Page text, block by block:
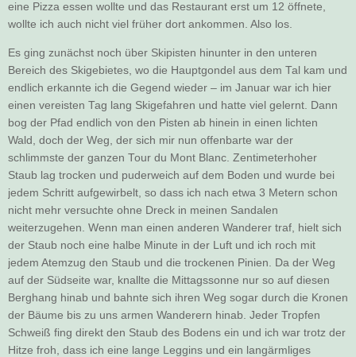
eine Pizza essen wollte und das Restaurant erst um 12 öffnete,
wollte ich auch nicht viel früher dort ankommen. Also los.
Es ging zunächst noch über Skipisten hinunter in den unteren
Bereich des Skigebietes, wo die Hauptgondel aus dem Tal kam und
endlich erkannte ich die Gegend wieder – im Januar war ich hier
einen vereisten Tag lang Skigefahren und hatte viel gelernt. Dann
bog der Pfad endlich von den Pisten ab hinein in einen lichten
Wald, doch der Weg, der sich mir nun offenbarte war der
schlimmste der ganzen Tour du Mont Blanc. Zentimeterhoher
Staub lag trocken und puderweich auf dem Boden und wurde bei
jedem Schritt aufgewirbelt, so dass ich nach etwa 3 Metern schon
nicht mehr versuchte ohne Dreck in meinen Sandalen
weiterzugehen. Wenn man einen anderen Wanderer traf, hielt sich
der Staub noch eine halbe Minute in der Luft und ich roch mit
jedem Atemzug den Staub und die trockenen Pinien. Da der Weg
auf der Südseite war, knallte die Mittagssonne nur so auf diesen
Berghang hinab und bahnte sich ihren Weg sogar durch die Kronen
der Bäume bis zu uns armen Wanderern hinab. Jeder Tropfen
Schweiß fing direkt den Staub des Bodens ein und ich war trotz der
Hitze froh, dass ich eine lange Leggins und ein langärmliges